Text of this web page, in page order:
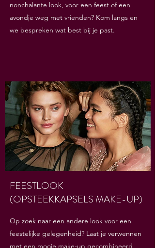
nonchalante look, voor een feest of een
avondje weg met vrienden? Kom langs en
we bespreken wat best bij je past.
FEESTLOOK
(OPSTEEKKAPSELS MAKE-UP)
Op zoek naar een andere look voor een
feestelijke gelegenheid? Laat je verwennen
met een mooie make-up gecombineerd